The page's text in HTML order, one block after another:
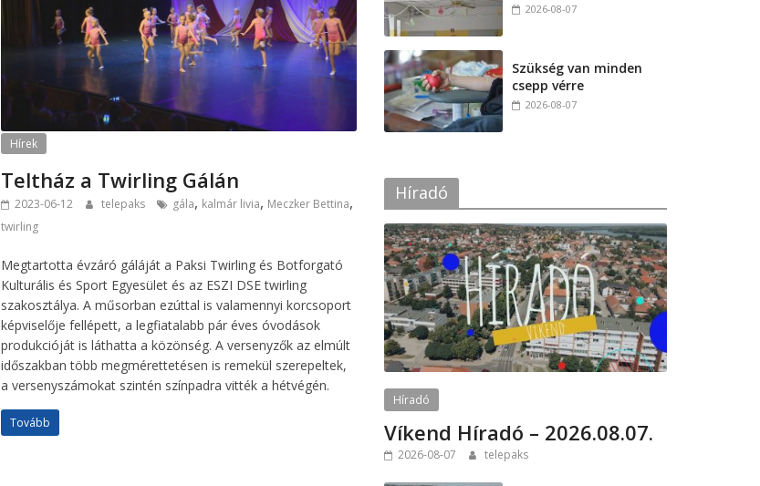
Hírek
Teltház a Twirling Gálán
2023-06-12 telepaks gála, kalmár livia, Meczker Bettina,
twirling
Megtartotta évzáró gáláját a Paksi Twirling és Botforgató
Kulturális és Sport Egyesület és az ESZI DSE twirling
szakosztálya. A műsorban ezúttal is valamennyi korcsoport
képviselője fellépett, a legfiatalabb pár éves óvodások
produkcióját is láthatta a közönség. A versenyzők az elmúlt
időszakban több megmérettetésen is remekül szerepeltek,
a versenyszámokat szintén színpadra vitték a hétvégén.
Tovább
2026-08-07
Szükség van minden
csepp vérre
2026-08-07
Híradó
Híradó
Víkend Híradó – 2026.08.07.
2026-08-07 telepaks